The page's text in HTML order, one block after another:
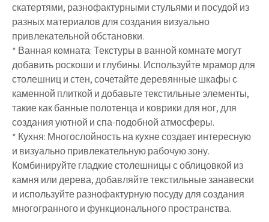
скатертями, разнофактурными стульями и посудой из
разных материалов для создания визуально
привлекательной обстановки.
* Ванная комната: Текстуры в ванной комнате могут
добавить роскоши и глубины. Используйте мрамор для
столешниц и стен, сочетайте деревянные шкафы с
каменной плиткой и добавьте текстильные элементы,
такие как банные полотенца и коврики для ног, для
создания уютной и спа-подобной атмосферы.
* Кухня: Многослойность на кухне создает интересную
и визуально привлекательную рабочую зону.
Комбинируйте гладкие столешницы с облицовкой из
камня или дерева, добавляйте текстильные занавески
и используйте разнофактурную посуду для создания
многогранного и функционального пространства.